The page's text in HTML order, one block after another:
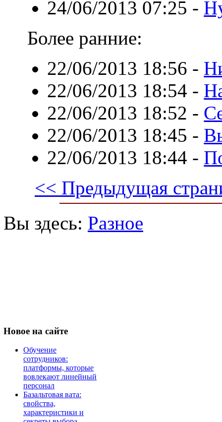
24/06/2013 07:25 -
Более ранние:
22/06/2013 18:56 -
22/06/2013 18:54 -
22/06/2013 18:52 -
22/06/2013 18:45 -
22/06/2013 18:44 -
<< Предыдущая
Вы здесь: Разное
Новое на сайте
Обучение
сотрудников:
платформы, которые
вовлекают линейный
персонал
Базальтовая вата:
свойства,
характеристики и